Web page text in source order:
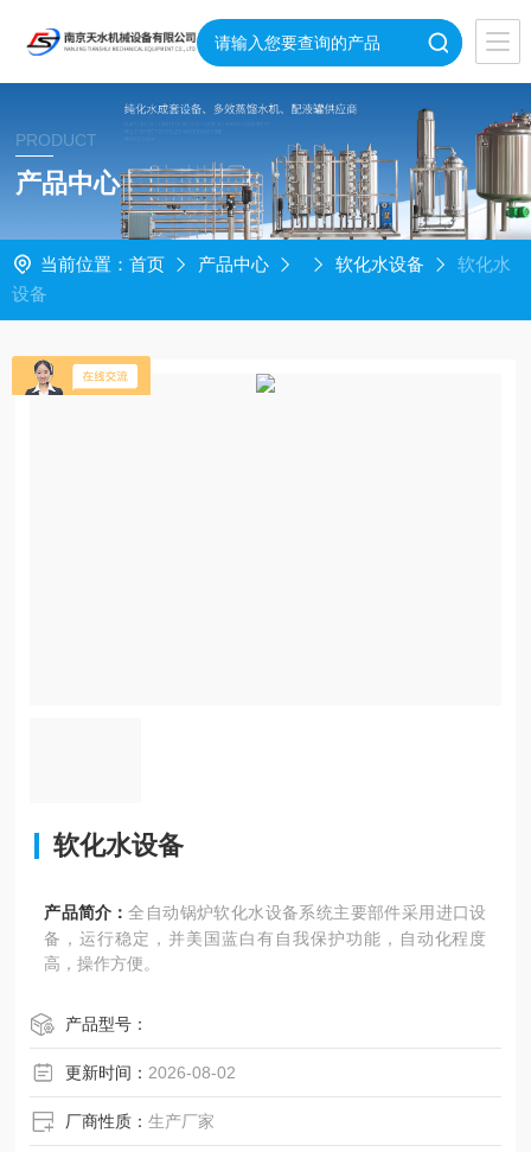
PRODUCT
产品中心
当前位置： 首页 产品中心 软化水设备
软化水
设备
软化水设备
产品简介：全自动锅炉软化水设备系统主要部件采用进口设
备，运行稳定，并美国蓝白有自我保护功能，自动化程度
高，操作方便。
产品型号：
更新时间： 2026-08-02
厂商性质：生产厂家